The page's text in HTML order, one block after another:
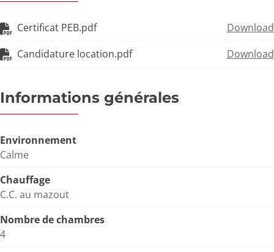
Certificat PEB.pdf
Download
Candidature location.pdf
Download
Informations générales
Environnement
Calme
Chauffage
C.C. au mazout
Nombre de chambres
4